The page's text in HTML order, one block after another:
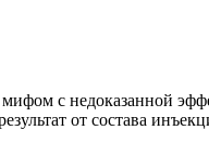
с недоказанной
от состава